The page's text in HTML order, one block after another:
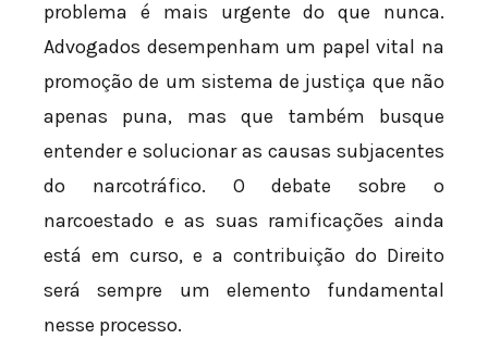
problema é mais urgente do que nunca.
Advogados desempenham um papel vital na
promoção de um sistema de justiça que não
apenas puna, mas que também busque
entender e solucionar as causas subjacentes
do narcotráfico. O debate sobre o
narcoestado e as suas ramificações ainda
está em curso, e a contribuição do Direito
será sempre um elemento fundamental
nesse processo.